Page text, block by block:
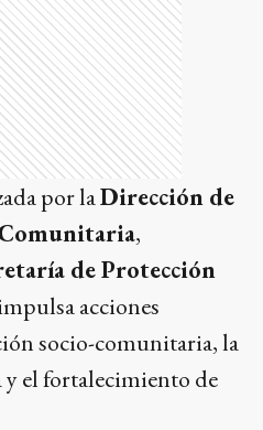
por laDirección de
,
de Protección
acciones
socio-comunitaria, la
el fortalecimiento de